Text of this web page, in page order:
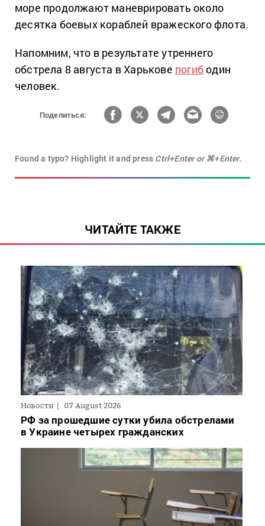
море продолжают маневрировать около
десятка боевых кораблей вражеского флота.
Напомним, что в результате утреннего
обстрела 8 августа в Харькове погибодин
человек.
Поделиться:
Found a typo? Highlight it and press Ctrl+Enter or ⌘+Enter.
ЧИТАЙТЕ ТАКЖЕ
Новости 07 August 2026
РФ за прошедшие сутки убила обстрелами
в Украине четырех гражданских